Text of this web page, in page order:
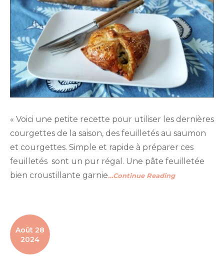
« Voici une petite recette pour utiliser les dernières
courgettes de la saison, des feuilletés au saumon
et courgettes. Simple et rapide à préparer ces
feuilletés sont un pur régal. Une pâte feuilletée
bien croustillante garnie…Continue Reading
Août 28
2024